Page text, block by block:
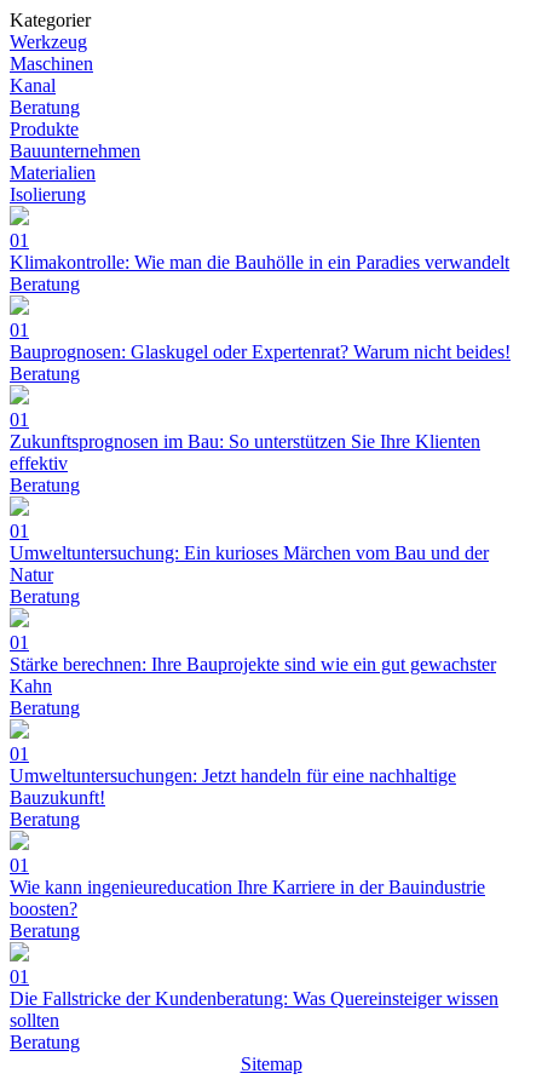
Kategorier
Werkzeug
Maschinen
Kanal
Beratung
Produkte
Bauunternehmen
Materialien
Isolierung
01
Klimakontrolle: Wie man die Bauhölle in ein Paradies verwandelt
Beratung
01
Bauprognosen: Glaskugel oder Expertenrat? Warum nicht beides!
Beratung
01
Zukunftsprognosen im Bau: So unterstützen Sie Ihre Klienten
effektiv
Beratung
01
Umweltuntersuchung: Ein kurioses Märchen vom Bau und der
Natur
Beratung
01
Stärke berechnen: Ihre Bauprojekte sind wie ein gut gewachster
Kahn
Beratung
01
Umweltuntersuchungen: Jetzt handeln für eine nachhaltige
Bauzukunft!
Beratung
01
Wie kann ingenieureducation Ihre Karriere in der Bauindustrie
boosten?
Beratung
01
Die Fallstricke der Kundenberatung: Was Quereinsteiger wissen
sollten
Beratung
Sitemap